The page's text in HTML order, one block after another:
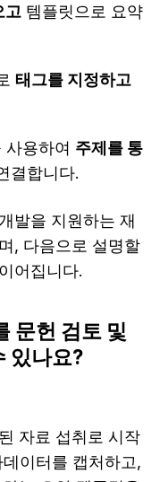
고 템플릿으로 요약
태그를 지정하고
사용하여 주제를 통
결합니다.
발을 지원하는 재
, 다음으로 설명할
어집니다.
문헌 검토 및
있나요?
자료 섭취로 시작
이터를 캡처하고,